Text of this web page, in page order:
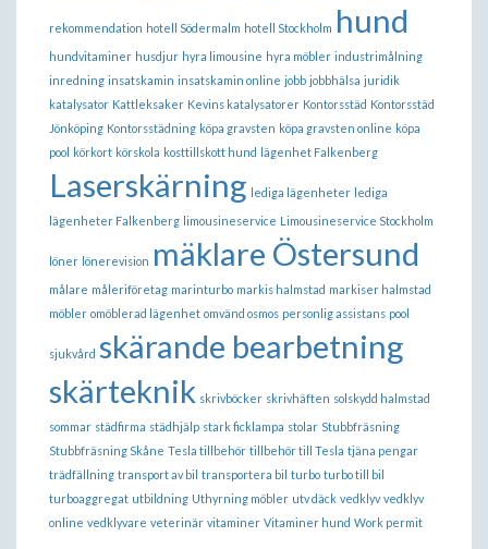
rekommendation hotell Södermalm hotell Stockholm hund
hundvitaminer husdjur hyra limousine hyra möbler industrimålning
inredning insatskamin insatskamin online jobb jobbhälsa juridik
katalysator Kattleksaker Kevins katalysatorer Kontorsstäd Kontorsstäd
Jönköping Kontorsstädning köpa gravsten köpa gravsten online köpa
pool körkort körskola kosttillskott hund lägenhet Falkenberg
Laserskärning lediga lägenheter lediga
lägenheter Falkenberg limousineservice Limousineservice Stockholm
löner lönerevision mäklare Östersund
målare måleriföretag marinturbo markis halmstad markiser halmstad
möbler omöblerad lägenhet omvänd osmos personlig assistans pool
sjukvård skärande bearbetning
skärteknik skrivböcker skrivhäften solskydd halmstad
sommar städfirma städhjälp stark ficklampa stolar Stubbfräsning
Stubbfräsning Skåne Tesla tillbehör tillbehör till Tesla tjäna pengar
trädfällning transport av bil transportera bil turbo turbo till bil
turboaggregat utbildning Uthyrning möbler utv däck vedklyv vedklyv
online vedklyvare veterinär vitaminer Vitaminer hund Work permit